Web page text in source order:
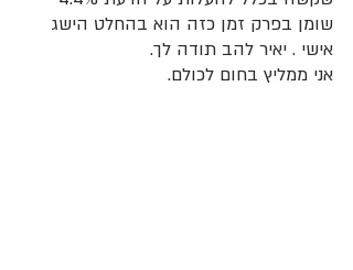
שומן בפרק זמן כזה הוא בהחלט הישג
אישי . יאיר להב תודה לך.
אני ממליץ בחום לכולם.